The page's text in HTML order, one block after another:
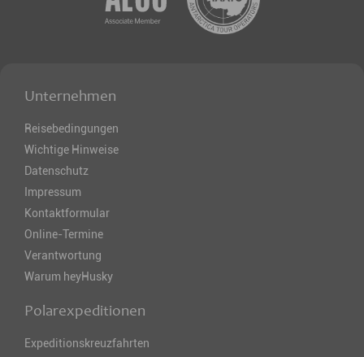
Unternehmen
Reisebedingungen
Wichtige Hinweise
Datenschutz
Impressum
Kontaktformular
Online-Termine
Verantwortung
Warum heyHusky
Polarexpeditionen
Expeditionskreuzfahrten